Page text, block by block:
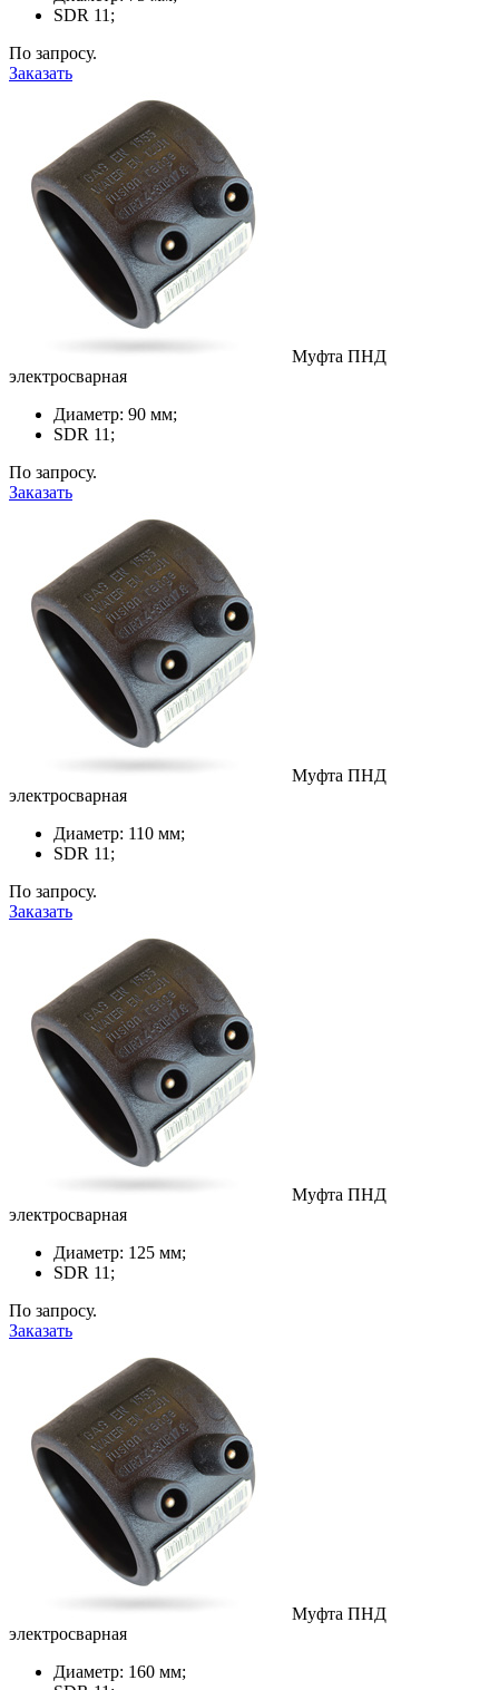
SDR 11;
По запросу.
Заказать
Муфта ПНД
электросварная
Диаметр: 90 мм;
SDR 11;
По запросу.
Заказать
Муфта ПНД
электросварная
Диаметр: 110 мм;
SDR 11;
По запросу.
Заказать
Муфта ПНД
электросварная
Диаметр: 125 мм;
SDR 11;
По запросу.
Заказать
Муфта ПНД
электросварная
Диаметр: 160 мм;